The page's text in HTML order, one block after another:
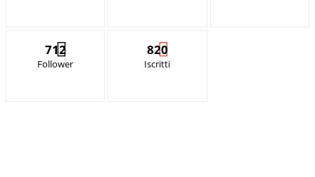
712
Follower
820
Iscritti